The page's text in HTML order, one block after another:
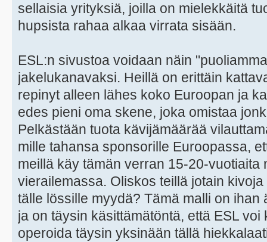
sellaisia yrityksiä, joilla on mielekkäitä
hupsista rahaa alkaa virrata sisään.
ESL:n sivustoa voidaan näin
jakelukanavaksi. Heillä on erittäin
repinyt alleen lähes koko Euroopan ja
edes pieni oma skene, joka omistaa
Pelkästään tuota kävijämäärää
mille tahansa sponsorille Euroopassa,
meillä käy tämän verran 15-20-vuotiaita
vierailemassa. Oliskos teillä jotain
tälle lössille myydä? Tämä malli on
ja on täysin käsittämätöntä, että ESL
operoida täysin yksinään tällä